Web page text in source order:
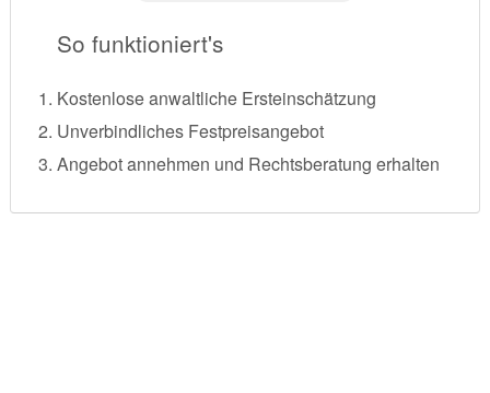
So funktioniert's
Kostenlose anwaltliche Ersteinschätzung
Unverbindliches Festpreisangebot
Angebot annehmen und Rechtsberatung erhalten